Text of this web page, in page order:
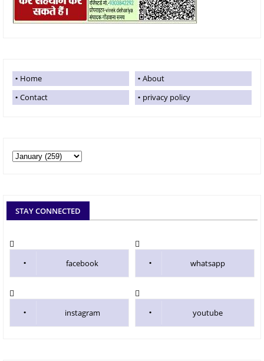
Home
About
Contact
privacy policy
STAY CONNECTED
facebook whatsapp
instagram youtube